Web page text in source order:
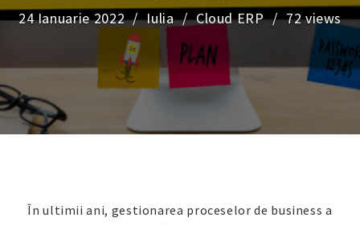
24 Ianuarie 2022 Iulia Cloud ERP 72 views
În ultimii ani, gestionarea proceselor de business a